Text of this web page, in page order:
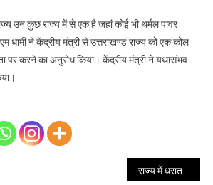
उन कुछ राज्य में से एक है जहां कोई भी थर्मल पावर
धामी ने केंद्रीय मंत्री से उत्तराखण्ड राज्य को एक कोल
पर करने का अनुरोध किया। केंद्रीय मंत्री ने यथासंभव